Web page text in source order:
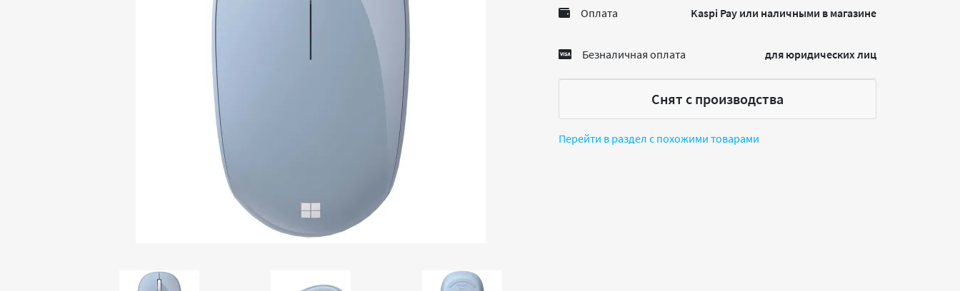
Оплата Kaspi Pay или наличными в магазине
Безналичная оплата для юридических лиц
Снят с производства
Перейти в раздел с похожими товарами